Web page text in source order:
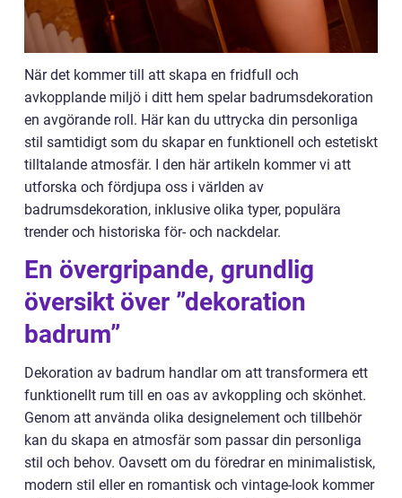
När det kommer till att skapa en fridfull och
avkopplande miljö i ditt hem spelar badrumsdekoration
en avgörande roll. Här kan du uttrycka din personliga
stil samtidigt som du skapar en funktionell och estetiskt
tilltalande atmosfär. I den här artikeln kommer vi att
utforska och fördjupa oss i världen av
badrumsdekoration, inklusive olika typer, populära
trender och historiska för- och nackdelar.
En övergripande, grundlig
översikt över ”dekoration
badrum”
Dekoration av badrum handlar om att transformera ett
funktionellt rum till en oas av avkoppling och skönhet.
Genom att använda olika designelement och tillbehör
kan du skapa en atmosfär som passar din personliga
stil och behov. Oavsett om du föredrar en minimalistisk,
modern stil eller en romantisk och vintage-look kommer